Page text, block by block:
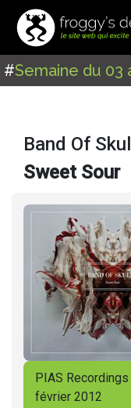
#Semaine du
Band Of
Sweet Sour
PIAS Recordings
février 2012